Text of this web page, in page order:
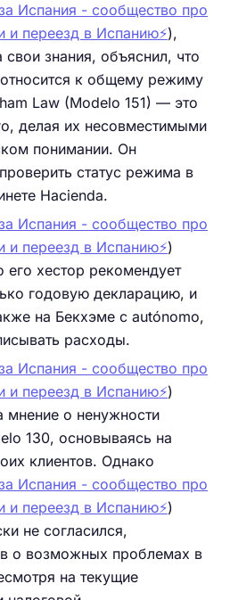
Испания - сообщество про
и переезд в Испанию⚡️),
свои знания, объяснил, что
к общему режиму
Law (Modelo 151) — это
делая их несовместимыми
понимании. Он
статус режима в
Hacienda.
Испания - сообщество про
и переезд в Испанию⚡️)
его хестор рекомендует
годовую декларацию, и
на Бекхэме с autónomo,
расходы.
Испания - сообщество про
и переезд в Испанию⚡️)
мнение о ненужности
130, основываясь на
клиентов. Однако
Испания - сообщество про
и переезд в Испанию⚡️)
не согласился,
о возможных проблемах в
на текущие